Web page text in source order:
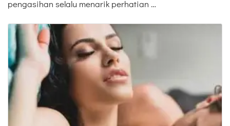
pengasihan selalu menarik perhatian …